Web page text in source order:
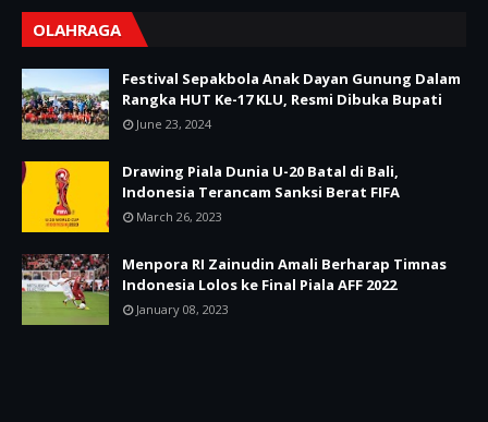
OLAHRAGA
Festival Sepakbola Anak Dayan Gunung Dalam
Rangka HUT Ke-17 KLU, Resmi Dibuka Bupati
June 23, 2024
Drawing Piala Dunia U-20 Batal di Bali,
Indonesia Terancam Sanksi Berat FIFA
March 26, 2023
Menpora RI Zainudin Amali Berharap Timnas
Indonesia Lolos ke Final Piala AFF 2022
January 08, 2023